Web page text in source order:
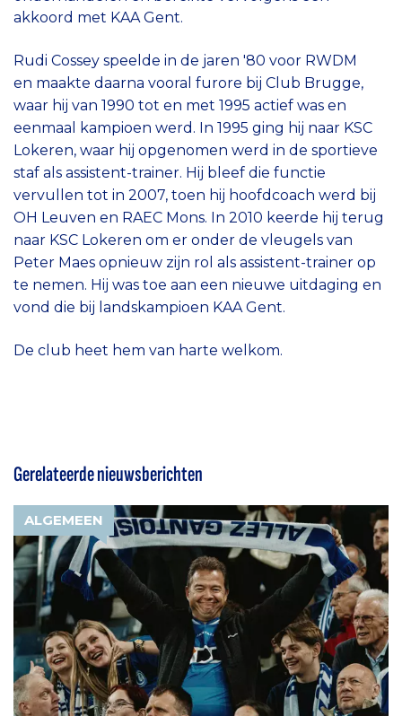
akkoord met KAA Gent.
Rudi Cossey speelde in de jaren '80 voor RWDM
en maakte daarna vooral furore bij Club Brugge,
waar hij van 1990 tot en met 1995 actief was en
eenmaal kampioen werd. In 1995 ging hij naar KSC
Lokeren, waar hij opgenomen werd in de sportieve
staf als assistent-trainer. Hij bleef die functie
vervullen tot in 2007, toen hij hoofdcoach werd bij
OH Leuven en RAEC Mons. In 2010 keerde hij terug
naar KSC Lokeren om er onder de vleugels van
Peter Maes opnieuw zijn rol als assistent-trainer op
te nemen. Hij was toe aan een nieuwe uitdaging en
vond die bij landskampioen KAA Gent.
De club heet hem van harte welkom.
Gerelateerde nieuwsberichten
ALGEMEEN